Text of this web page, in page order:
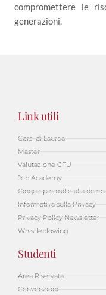
compromettere le
generazioni.
Link utili
Corsi di Laurea
Master
Valutazione CFU
Job Academy
Cinque per mille alla
Informativa sulla Privacy
Privacy Policy Newsletter
Whistleblowing
Studenti
Area Riservata
Convenzioni